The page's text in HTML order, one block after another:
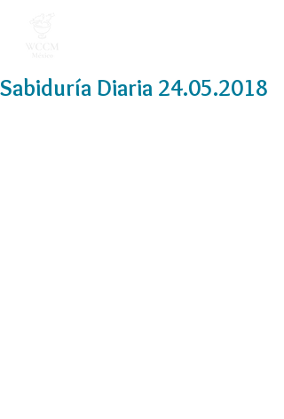
Sabiduría Diaria 24.05.2018